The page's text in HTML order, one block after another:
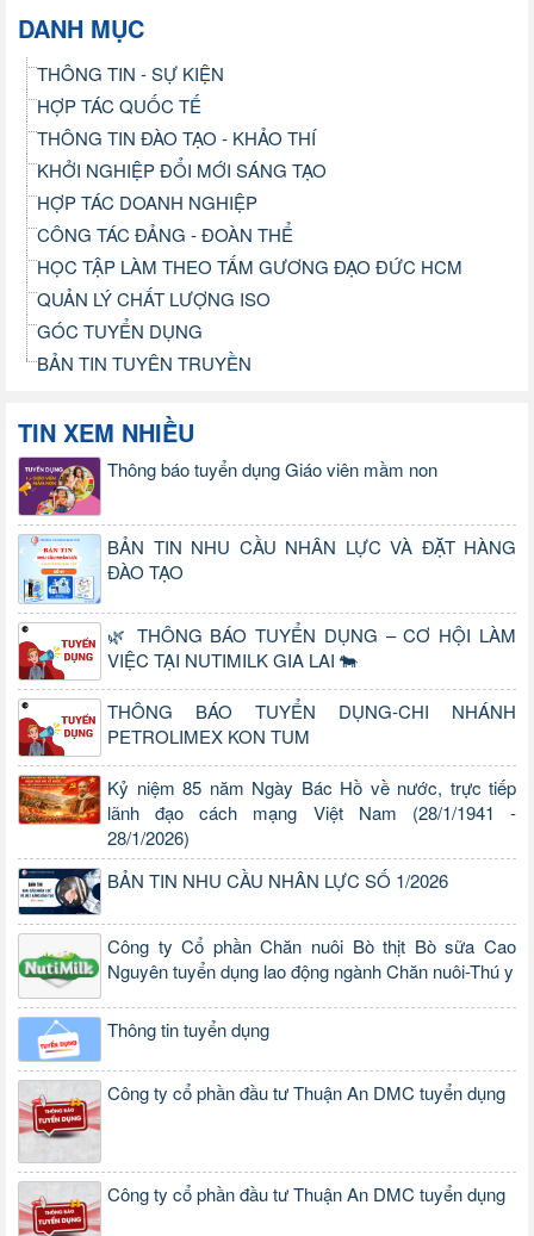
DANH MỤC
THÔNG TIN - SỰ KIỆN
HỢP TÁC QUỐC TẾ
THÔNG TIN ĐÀO TẠO - KHẢO THÍ
KHỞI NGHIỆP ĐỔI MỚI SÁNG TẠO
HỢP TÁC DOANH NGHIỆP
CÔNG TÁC ĐẢNG - ĐOÀN THỂ
HỌC TẬP LÀM THEO TẤM GƯƠNG ĐẠO ĐỨC HCM
QUẢN LÝ CHẤT LƯỢNG ISO
GÓC TUYỂN DỤNG
BẢN TIN TUYÊN TRUYỀN
TIN XEM NHIỀU
Thông báo tuyển dụng Giáo viên mầm non
BẢN TIN NHU CẦU NHÂN LỰC VÀ ĐẶT HÀNG
ĐÀO TẠO
🌿 THÔNG BÁO TUYỂN DỤNG – CƠ HỘI LÀM
VIỆC TẠI NUTIMILK GIA LAI 🐄
THÔNG BÁO TUYỂN DỤNG-CHI NHÁNH
PETROLIMEX KON TUM
Kỷ niệm 85 năm Ngày Bác Hồ về nước, trực tiếp
lãnh đạo cách mạng Việt Nam (28/1/1941 -
28/1/2026)
BẢN TIN NHU CẦU NHÂN LỰC SỐ 1/2026
Công ty Cổ phần Chăn nuôi Bò thịt Bò sữa Cao
Nguyên tuyển dụng lao động ngành Chăn nuôi-Thú y
Thông tin tuyển dụng
Công ty cổ phần đầu tư Thuận An DMC tuyển dụng
Công ty cổ phần đầu tư Thuận An DMC tuyển dụng